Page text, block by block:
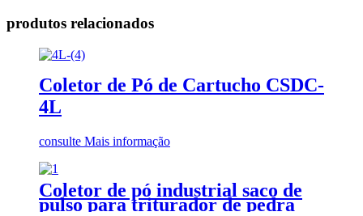
produtos relacionados
Coletor de Pó de Cartucho CSDC-
4L
consulte Mais informação
Coletor de pó industrial saco de
pulso para triturador de pedra